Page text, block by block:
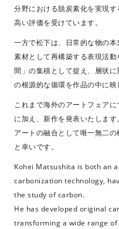
分野における脱炭素化を実現
高い評価を受けています。
一方で松下は、日常的な物の
素材として再構築する表現活
間」の集積として捉え、層状
の根源的な循環を作品の中に映
これまで海外のアートフェアに
に加え、新作を発表いたしま
アートの融合として唯一無二
と幸いです。
Kohei Matsushita is both an
carbonization technology,
the study of carbon.
He has developed original
transforming a wide range